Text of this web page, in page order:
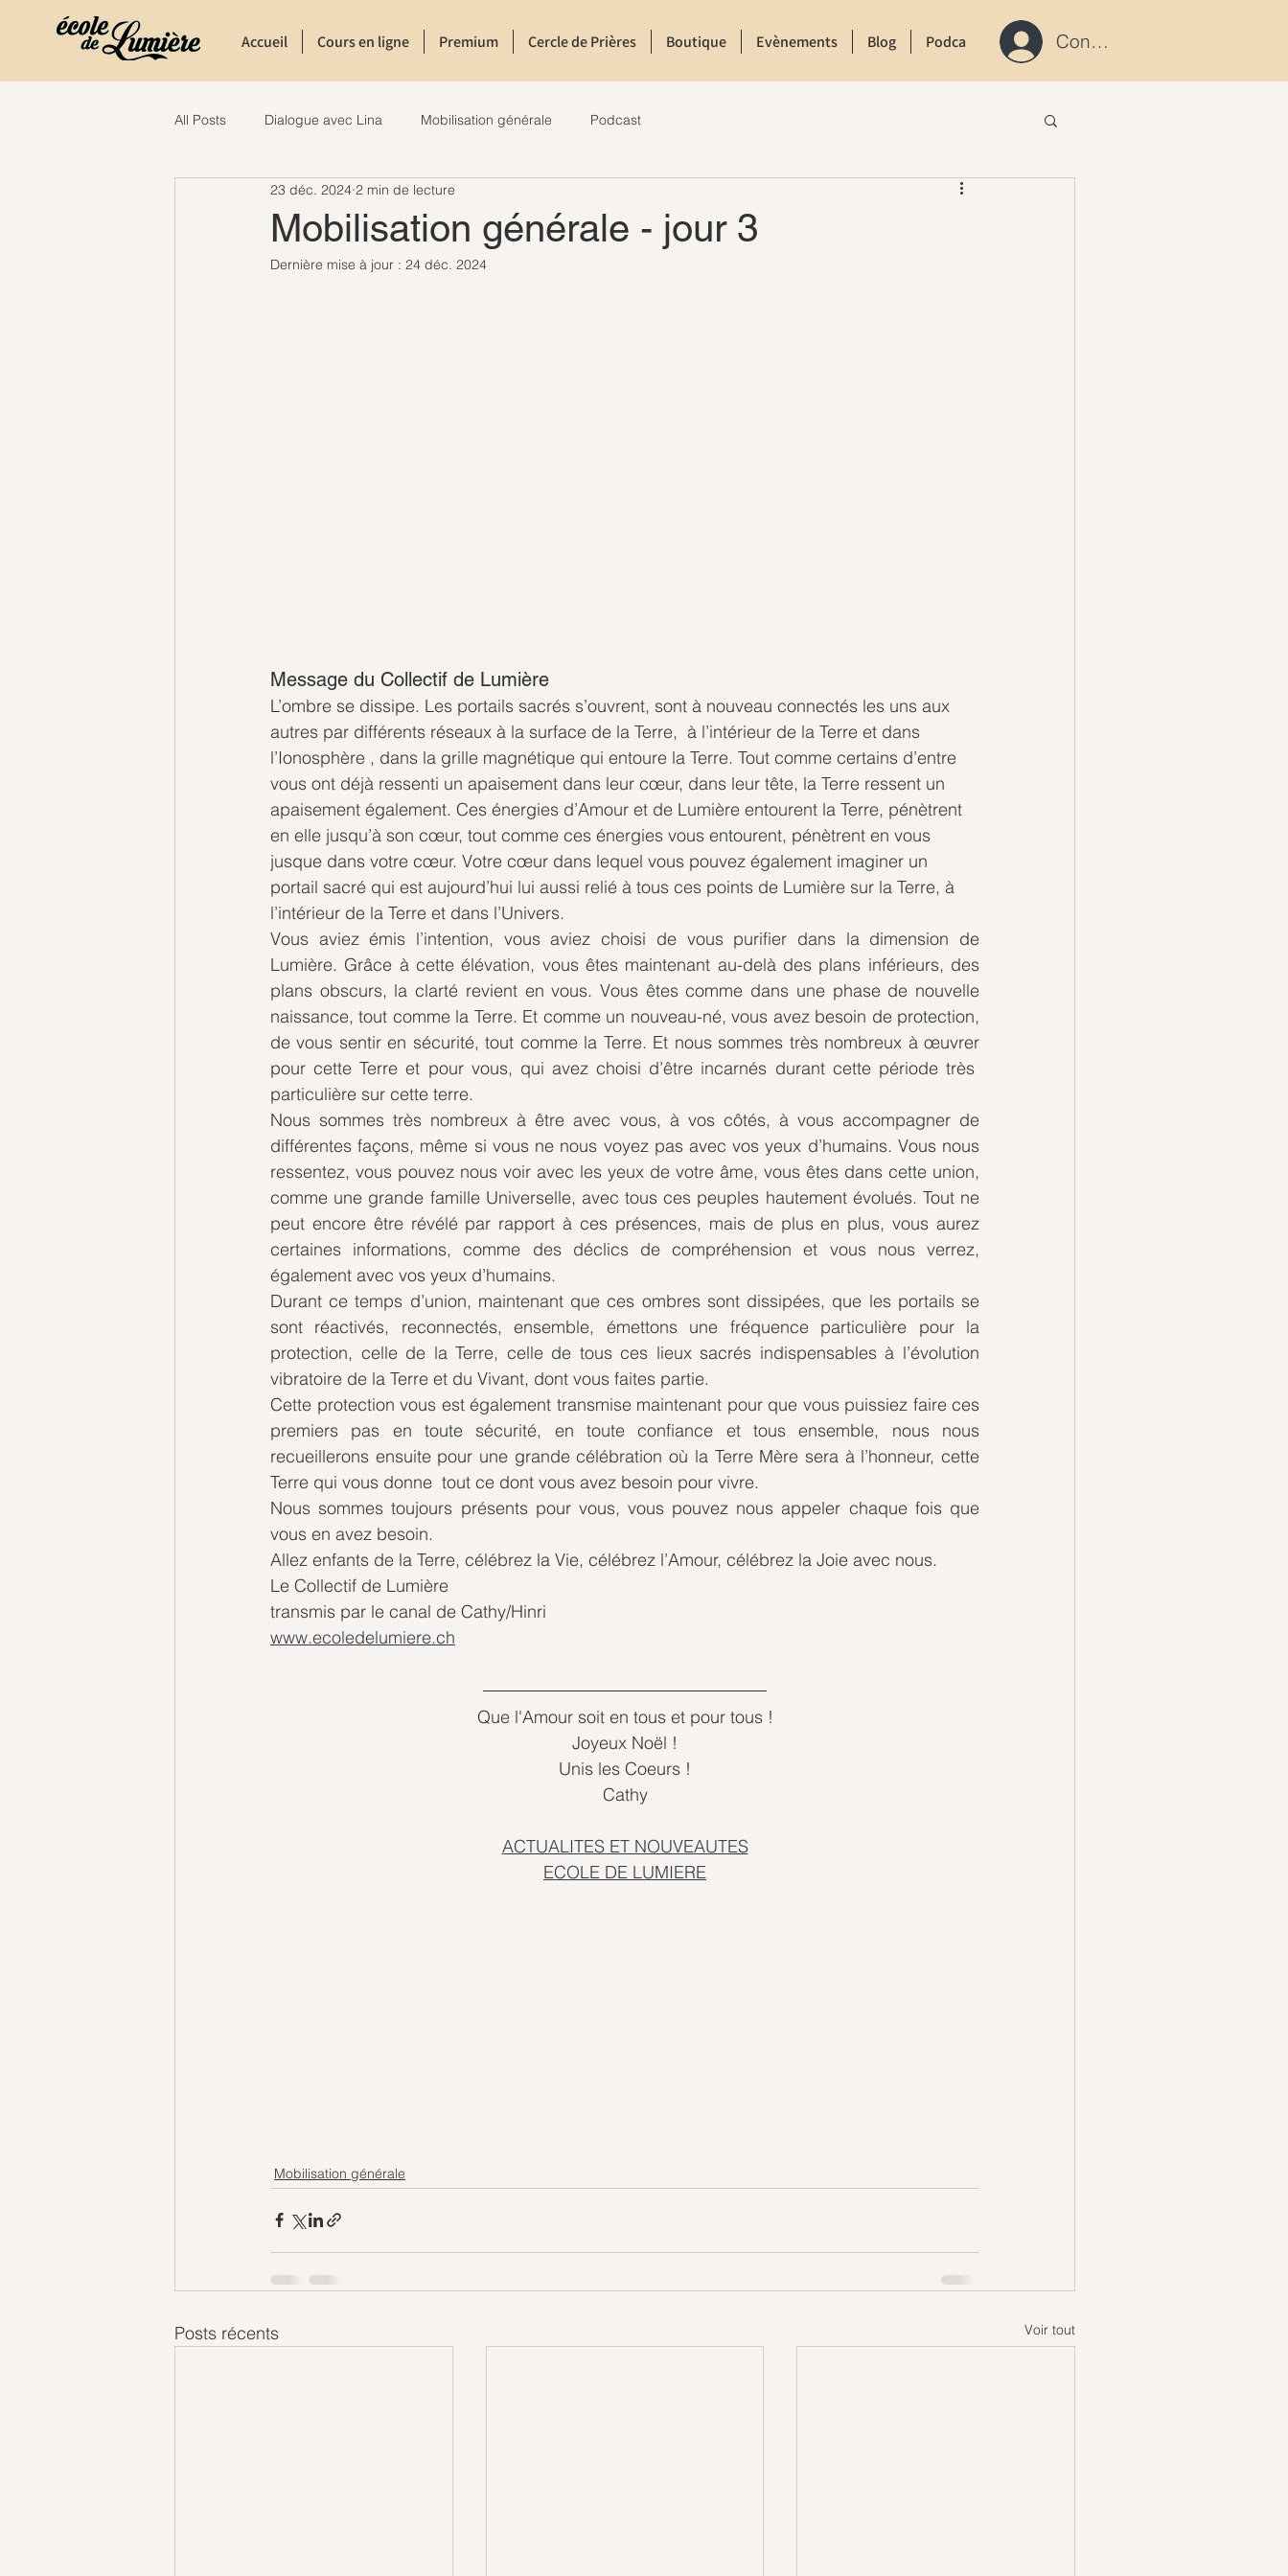
Accueil Cours en ligne Premium Cercle de Prières Boutique Evènements Blog Podcast ContactConnexion / S'inscrire
All Posts Dialogue avec Lina Mobilisation générale Podcast
Mobilisation générale - jour 3
23 déc. 2024 2 min de lecture
Dernière mise à jour : 24 déc. 2024
Message du Collectif de Lumière
L’ombre se dissipe. Les portails sacrés s’ouvrent, sont à nouveau connectés les uns aux
autres par différents réseaux à la surface de la Terre,  à l’intérieur de la Terre et dans
l’Ionosphère , dans la grille magnétique qui entoure la Terre. Tout comme certains d’entre
vous ont déjà ressenti un apaisement dans leur cœur, dans leur tête, la Terre ressent un
apaisement également. Ces énergies d’Amour et de Lumière entourent la Terre, pénètrent
en elle jusqu’à son cœur, tout comme ces énergies vous entourent, pénètrent en vous
jusque dans votre cœur. Votre cœur dans lequel vous pouvez également imaginer un
portail sacré qui est aujourd’hui lui aussi relié à tous ces points de Lumière sur la Terre, à
l’intérieur de la Terre et dans l’Univers.
Vous aviez émis l’intention, vous aviez choisi de vous purifier dans la dimension de
Lumière. Grâce à cette élévation, vous êtes maintenant au-delà des plans inférieurs, des
plans obscurs, la clarté revient en vous. Vous êtes comme dans une phase de nouvelle
naissance, tout comme la Terre. Et comme un nouveau-né, vous avez besoin de protection,
de vous sentir en sécurité, tout comme la Terre. Et nous sommes très nombreux à œuvrer
pour cette Terre et pour vous, qui avez choisi d’être incarnés durant cette période très
particulière sur cette terre.
Nous sommes très nombreux à être avec vous, à vos côtés, à vous accompagner de
différentes façons, même si vous ne nous voyez pas avec vos yeux d’humains. Vous nous
ressentez, vous pouvez nous voir avec les yeux de votre âme, vous êtes dans cette union,
comme une grande famille Universelle, avec tous ces peuples hautement évolués. Tout ne
peut encore être révélé par rapport à ces présences, mais de plus en plus, vous aurez
certaines informations, comme des déclics de compréhension et vous nous verrez,
également avec vos yeux d’humains.
Durant ce temps d’union, maintenant que ces ombres sont dissipées, que les portails se
sont réactivés, reconnectés, ensemble, émettons une fréquence particulière pour la
protection, celle de la Terre, celle de tous ces lieux sacrés indispensables à l’évolution
vibratoire de la Terre et du Vivant, dont vous faites partie.
Cette protection vous est également transmise maintenant pour que vous puissiez faire ces
premiers pas en toute sécurité, en toute confiance et tous ensemble, nous nous
recueillerons ensuite pour une grande célébration où la Terre Mère sera à l’honneur, cette
Terre qui vous donne  tout ce dont vous avez besoin pour vivre.
Nous sommes toujours présents pour vous, vous pouvez nous appeler chaque fois que
vous en avez besoin.
Allez enfants de la Terre, célébrez la Vie, célébrez l’Amour, célébrez la Joie avec nous.
Le Collectif de Lumière
transmis par le canal de Cathy/Hinri
www.ecoledelumiere.ch
Que l'Amour soit en tous et pour tous !
Joyeux Noël !
Unis les Coeurs !
Cathy
ACTUALITES ET NOUVEAUTES
ECOLE DE LUMIERE
Mobilisation générale
Posts récents Voir tout